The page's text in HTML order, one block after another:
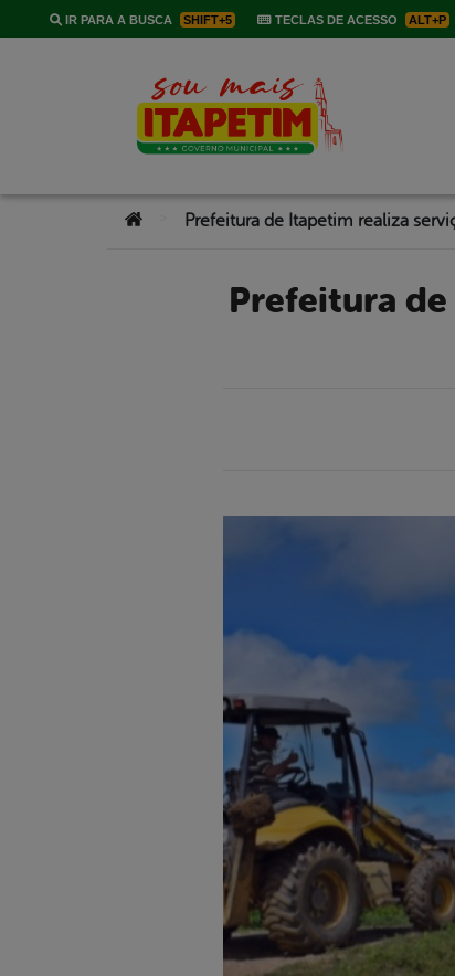
IR PARA A BUSCA SHIFT+5 TECLAS DE ACESSO ALT+P
Você está aqui:
Prefeitura de Itapetim realiza serviço para evitar rompimento